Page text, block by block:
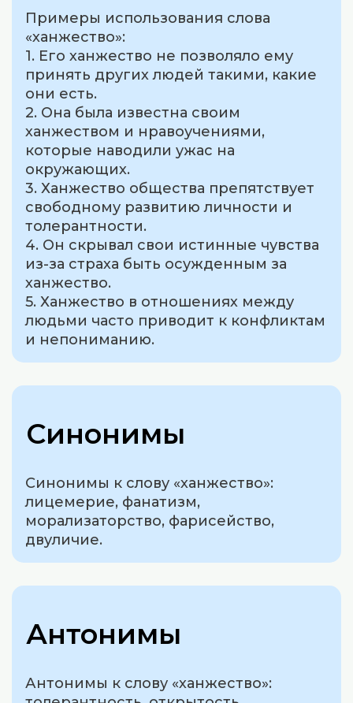
Примеры использования слова
«ханжество»:
1. Его ханжество не позволяло ему
принять других людей такими, какие
они есть.
2. Она была известна своим
ханжеством и нравоучениями,
которые наводили ужас на
окружающих.
3. Ханжество общества препятствует
свободному развитию личности и
толерантности.
4. Он скрывал свои истинные чувства
из-за страха быть осужденным за
ханжество.
5. Ханжество в отношениях между
людьми часто приводит к конфликтам
и непониманию.
Синонимы
Синонимы к слову «ханжество»:
лицемерие, фанатизм,
морализаторство, фарисейство,
двуличие.
Антонимы
Антонимы к слову «ханжество»: